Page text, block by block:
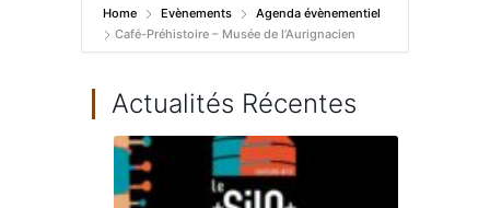
Home Evènements
Agenda évènementiel
Café-Préhistoire – Musée de l’Aurignacien
Actualités Récentes